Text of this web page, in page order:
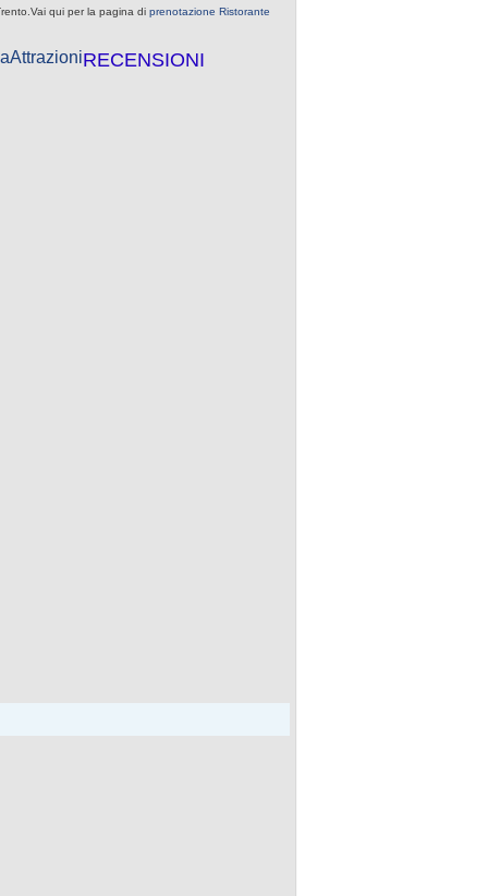
qui per la pagina di prenotazione Ristorante
AttrazioniRECENSIONI